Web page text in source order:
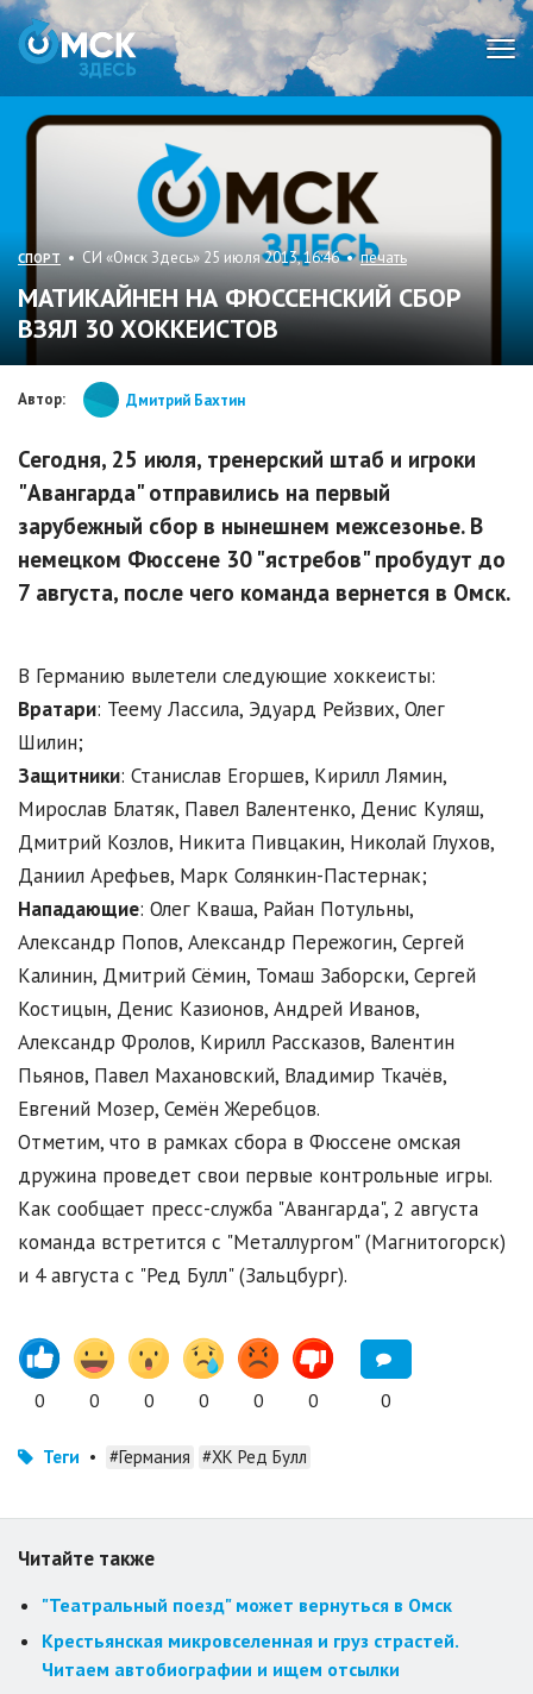
СПОРТ • СИ «Омск Здесь» 25 июля 2013, 16:46 •печать
МАТИКАЙНЕН НА ФЮССЕНСКИЙ СБОР
ВЗЯЛ 30 ХОККЕИСТОВ
Автор: Дмитрий Бахтин
Сегодня, 25 июля, тренерский штаб и игроки
"Авангарда" отправились на первый
зарубежный сбор в нынешнем межсезонье. В
немецком Фюссене 30 "ястребов" пробудут до
7 августа, после чего команда вернется в Омск.
В Германию вылетели следующие хоккеисты:
Вратари: Теему Лассила, Эдуард Рейзвих, Олег
Шилин;
Защитники: Станислав Егоршев, Кирилл Лямин,
Мирослав Блатяк, Павел Валентенко, Денис Куляш,
Дмитрий Козлов, Никита Пивцакин, Николай Глухов,
Даниил Арефьев, Марк Солянкин-Пастернак;
Нападающие: Олег Кваша, Райан Потульны,
Александр Попов, Александр Пережогин, Сергей
Калинин, Дмитрий Сёмин, Томаш Заборски, Сергей
Костицын, Денис Казионов, Андрей Иванов,
Александр Фролов, Кирилл Рассказов, Валентин
Пьянов, Павел Махановский, Владимир Ткачёв,
Евгений Мозер, Семён Жеребцов.
Отметим, что в рамках сбора в Фюссене омская
дружина проведет свои первые контрольные игры.
Как сообщает пресс-служба "Авангарда", 2 августа
команда встретится с "Металлургом" (Магнитогорск)
и 4 августа с "Ред Булл" (Зальцбург).
0 0 0 0 0 0 0
Теги • #Германия #ХК Ред Булл
Читайте также
"Театральный поезд" может вернуться в Омск
Крестьянская микровселенная и груз страстей.
Читаем автобиографии и ищем отсылки